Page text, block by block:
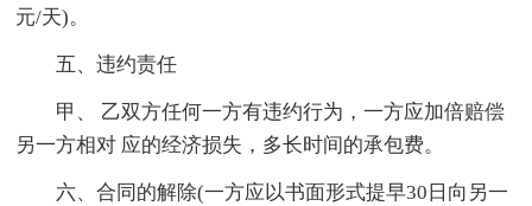
元/天)。
五、违约责任
甲、 乙双方任何一方有违约行为，一方应加倍赔偿
另一方相对 应的经济损失，多长时间的承包费。
六、合同的解除(一方应以书面形式提早30日向另一